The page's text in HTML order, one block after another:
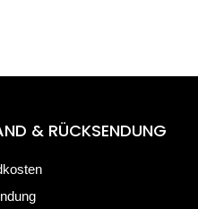
& RÜCKSENDUNG